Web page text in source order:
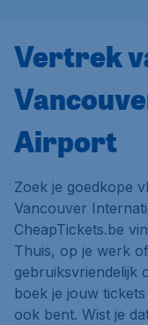
Vertrek
Airport
Zoek je goedkope
Vancouver
CheapTickets.be
Thuis, op je werk
gebruiksvriendelijk
boek je jouw
ook bent. Wist je